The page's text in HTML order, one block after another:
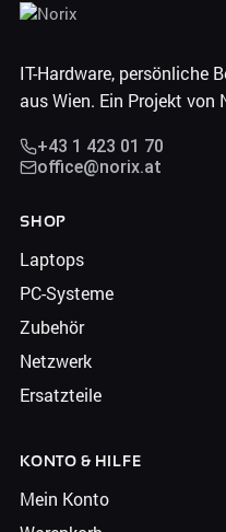
IT-Hardware, persönliche
aus Wien. Ein Projekt von
+43 1 423 01 70
office@norix.at
SHOP
Laptops
PC-Systeme
Zubehör
Netzwerk
Ersatzteile
KONTO & HILFE
Mein Konto